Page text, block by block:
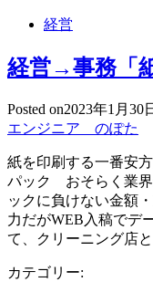
経営
経営→事務「
Posted on2023年1月30
エンジニア のぽた
紙を印刷する一番安
パック おそらく
ックに負けない金額
力だがWEB入稿でデ
て、クリーニング店
カテゴリー: